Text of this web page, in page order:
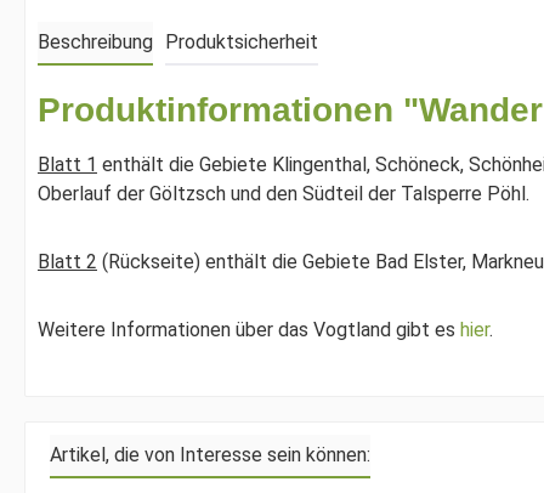
Beschreibung Produktsicherheit
Produktinformationen
Blatt 1 enthält die Gebiete Klingenthal, Schöneck,
Oberlauf der Göltzsch und den Südteil der Talsperre Pöhl.
Blatt 2 (Rückseite) enthält die Gebiete Bad Elster,
Weitere Informationen über das Vogtland gibt es hier.
Artikel, die von Interesse sein können: